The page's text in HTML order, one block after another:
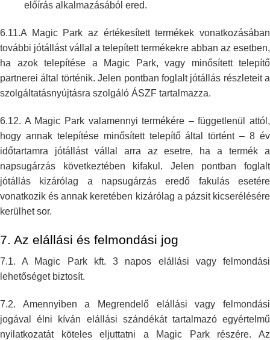
előírás alkalmazásából ered.
6.11.A Magic Park az értékesített termékek vonatkozásában
további jótállástvállal a telepített termékekre abban az esetben,
ha azok telepítése a Magic Park, vagy minősített telepítő
partnerei által történik. Jelen pontban foglalt jótállás részleteit a
szolgáltatásnyújtásra szolgáló ÁSZF tartalmazza.
6.12. A Magic Park valamennyi termékére – függetlenül attól,
hogy annaktelepítése minősített telepítő által történt – 8 év
időtartamra jótállástvállal arra az esetre, ha a termék a
napsugárzás következtében kifakul. Jelen pontban foglalt
jótállás kizárólag a napsugárzás eredő fakulásesetére
vonatkozik és annak keretében kizárólag a pázsit kicserélésére
kerülhet sor.
7. Az elállási és felmondási jog
7.1. A Magic Park kft. 3 napos elállási vagy felmondási
lehetőségetbiztosít.
7.2. Amennyiben a Megrendelő elállási vagy felmondási
jogával élni kíván elállási szándékát tartalmazó egyértelmű
nyilatkozatát köteles eljuttatni a Magic Park részére. Az